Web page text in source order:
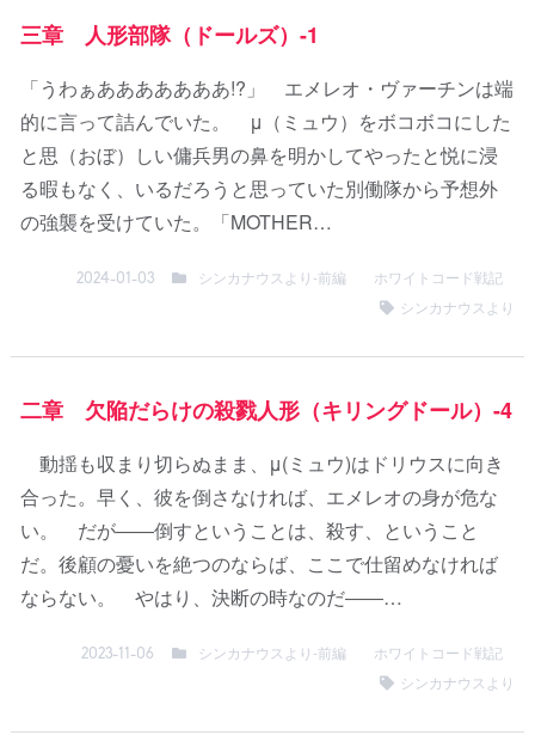
三章 人形部隊（ドールズ）-1
「うわぁあああああああ!?」 エメレオ・ヴァーチンは端
的に言って詰んでいた。 μ（ミュウ）をボコボコにした
と思（おぼ）しい傭兵男の鼻を明かしてやったと悦に浸
る暇もなく、いるだろうと思っていた別働隊から予想外
の強襲を受けていた。「MOTHER…
2024-01-03 シンカナウスより-前編
ホワイトコード戦記
シンカナウスより
二章 欠陥だらけの殺戮人形（キリングドール）-4
動揺も収まり切らぬまま、μ(ミュウ)はドリウスに向き
合った。早く、彼を倒さなければ、エメレオの身が危な
い。 だが――倒すということは、殺す、ということ
だ。後顧の憂いを絶つのならば、ここで仕留めなければ
ならない。 やはり、決断の時なのだ――…
2023-11-06 シンカナウスより-前編
ホワイトコード戦記
シンカナウスより